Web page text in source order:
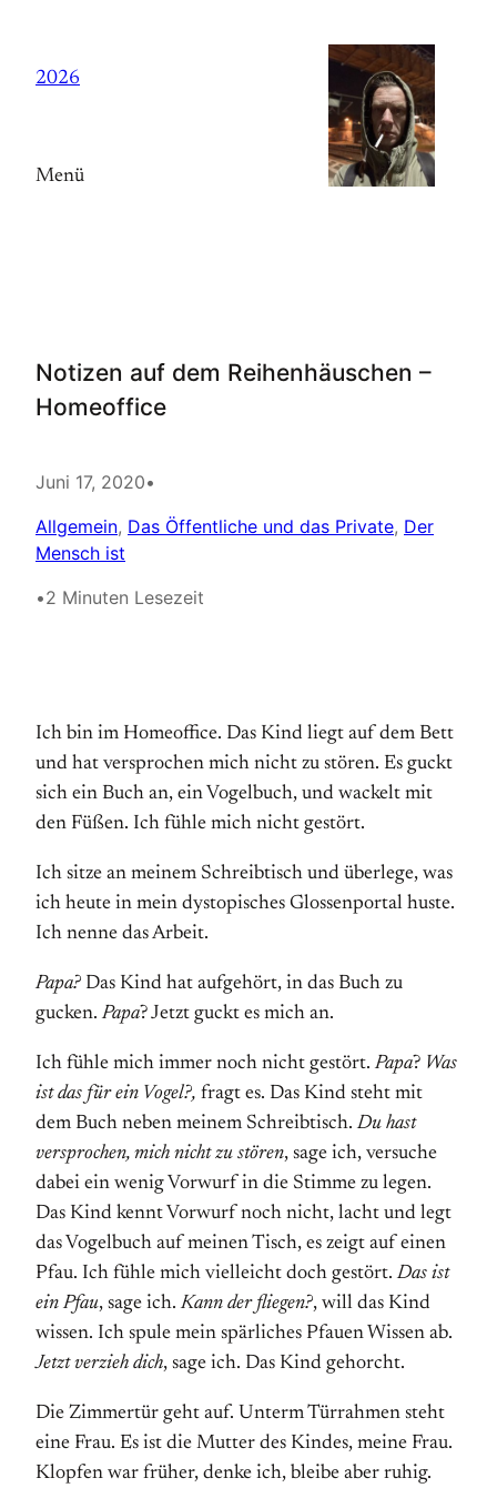
springen
2026
Menü
Notizen auf dem Reihenhäuschen –
Homeoffice
Juni 17, 2020•
Allgemein, Das Öffentliche und das Private, Der
Mensch ist
•2 Minuten Lesezeit
Ich bin im Homeoffice. Das Kind liegt auf dem Bett
und hat versprochen mich nicht zu stören. Es guckt
sich ein Buch an, ein Vogelbuch, und wackelt mit
den Füßen. Ich fühle mich nicht gestört.
Ich sitze an meinem Schreibtisch und überlege, was
ich heute in mein dystopisches Glossenportal huste.
Ich nenne das Arbeit.
Papa? Das Kind hat aufgehört, in das Buch zu
gucken. Papa? Jetzt guckt es mich an.
Ich fühle mich immer noch nicht gestört. Papa? Was
ist das für ein Vogel?, fragt es. Das Kind steht mit
dem Buch neben meinem Schreibtisch. Du hast
versprochen, mich nicht zu stören, sage ich, versuche
dabei ein wenig Vorwurf in die Stimme zu legen.
Das Kind kennt Vorwurf noch nicht, lacht und legt
das Vogelbuch auf meinen Tisch, es zeigt auf einen
Pfau. Ich fühle mich vielleicht doch gestört. Das ist
ein Pfau, sage ich. Kann der fliegen?, will das Kind
wissen. Ich spule mein spärliches Pfauen Wissen ab.
Jetzt verzieh dich, sage ich. Das Kind gehorcht.
Die Zimmertür geht auf. Unterm Türrahmen steht
eine Frau. Es ist die Mutter des Kindes, meine Frau.
Klopfen war früher, denke ich, bleibe aber ruhig.